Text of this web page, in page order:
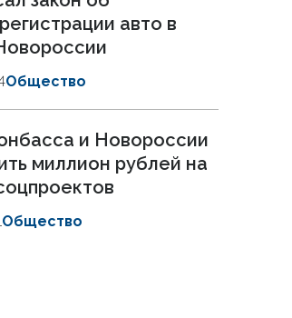
авто в
Общество
и Новороссии
миллион рублей на
Общество